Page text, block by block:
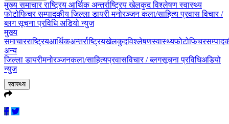
मुख्य समाचारराष्ट्रिय आर्थिकअन्तर्राष्ट्रियखेलकुदविश्लेषणस्वास्थ्य
फोटोफिचरसम्पादकीयजिल्ला डायरीमनोरञ्जनकला/साहित्यप्रवासविचार /
ब्लगसूचना प्रविधिअडियो न्युज
मुख्य
समाचारराष्ट्रियआर्थिकअन्तर्राष्ट्रियखेलकुदविश्लेषणस्वास्थ्यफोटोफिचर
अन्य
जिल्ला डायरीमनोरञ्जनकला/साहित्यप्रवासविचार / ब्लगसूचना प्रविधिअडियो
न्युज
स्वास्थ्य